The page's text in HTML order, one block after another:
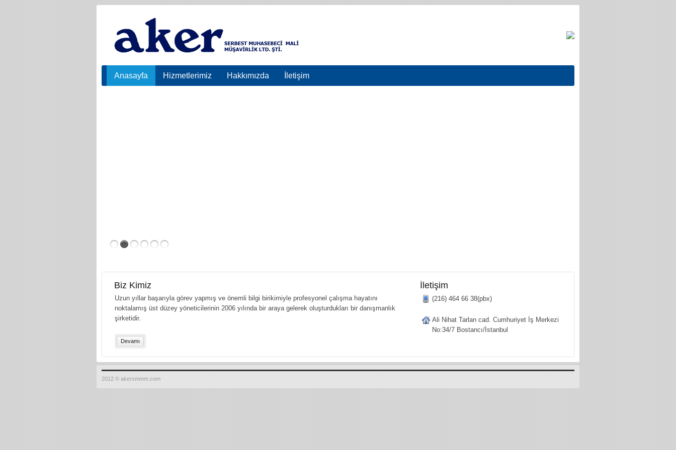
Anasayfa Hizmetlerimiz Hakkımızda İletişim
Biz Kimiz
Uzun yıllar başarıyla görev yapmış ve önemli bilgi birikimiyle profesyonel çalışma hayatını
noktalamış üst düzey yöneticilerinin 2006 yılında bir araya gelerek oluşturdukları bir danışmanlık
şirketidir.
Devamı
İletişim
(216) 464 66 38(pbx)
Ali Nihat Tarlan cad. Cumhuriyet İş Merkezi
No:34/7 Bostancı/İstanbul
2012 © akersmmm.com